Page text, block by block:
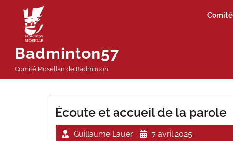
contenu
Badminton57
Comité Mosellan de Badminton
Comité
Écoute et accueil de la parole
Guillaume Lauer 7 avril 2025